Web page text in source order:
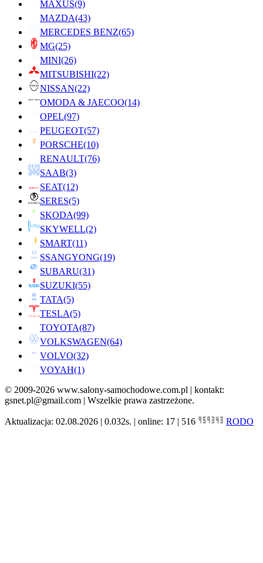
MAXUS(9)
MAZDA(43)
MERCEDES BENZ(65)
MG(25)
MINI(26)
MITSUBISHI(22)
NISSAN(22)
OMODA & JAECOO(14)
OPEL(97)
PEUGEOT(57)
PORSCHE(10)
RENAULT(76)
SAAB(3)
SEAT(12)
SERES(5)
SKODA(99)
SKYWELL(2)
SMART(11)
SSANGYONG(19)
SUBARU(31)
SUZUKI(55)
TATA(5)
TESLA(5)
TOYOTA(87)
VOLKSWAGEN(64)
VOLVO(32)
VOYAH(1)
© 2009-2026 www.salony-samochodowe.com.pl | kontakt:
gsnet.pl@gmail.com | Wszelkie prawa zastrzeżone.
Aktualizacja: 02.08.2026 | 0.032s. | online: 17 | 516 RODO